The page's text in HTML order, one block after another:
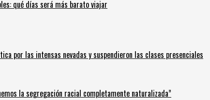
qué días será más barato viajar
por las intensas nevadas y suspendieron las clases presenciales
la segregación racial completamente naturalizada”